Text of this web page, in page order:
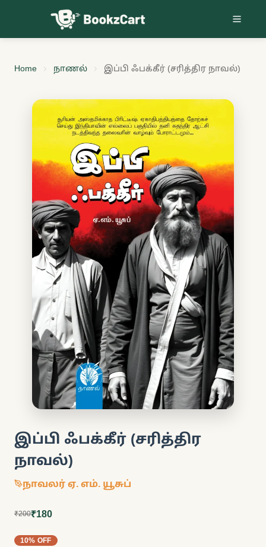
Skip to content
Home நாணல் இப்பி ஃபக்கீர் (சரித்திர நாவல்)
இப்பி ஃபக்கீர் (சரித்திர
நாவல்)
நாவலர் ஏ. எம். யூசுப்
₹200₹180
10% OFF